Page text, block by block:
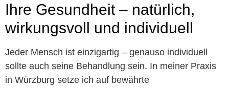
Ihre Gesundheit – natürlich,
wirkungsvoll und individuell
Jeder Mensch ist einzigartig – genauso individuell
sollte auch seine Behandlung sein. In meiner Praxis
in Würzburg setze ich auf bewährte